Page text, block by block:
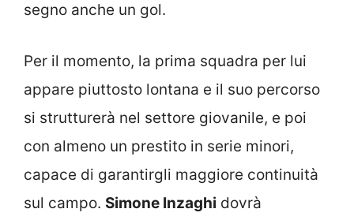
segno anche un gol.
Per il momento, la prima squadra per lui
appare piuttosto lontana e il suo percorso
si strutturerà nel settore giovanile, e poi
con almeno un prestito in serie minori,
capace di garantirgli maggiore continuità
sul campo. Simone Inzaghi dovrà